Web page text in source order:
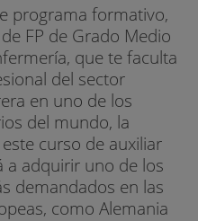
programa formativo,
FP de Grado Medio
que te faculta
del sector
en uno de los
del mundo, la
curso de auxiliar
a adquirir uno de los
demandados en las
como Alemania